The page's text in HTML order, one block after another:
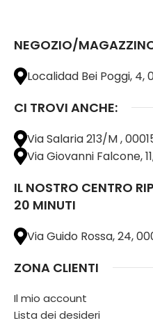
NEGOZIO/
Localidad Bei Poggi, 4,
CI TROVI ANCHE:
Via Salaria 213/M ,
Via Giovanni Falcone,
IL NOSTRO CENTRO
20 MINUTI
Via Guido Rossa, 24,
ZONA CLIENTI
Il mio account
Lista dei desideri